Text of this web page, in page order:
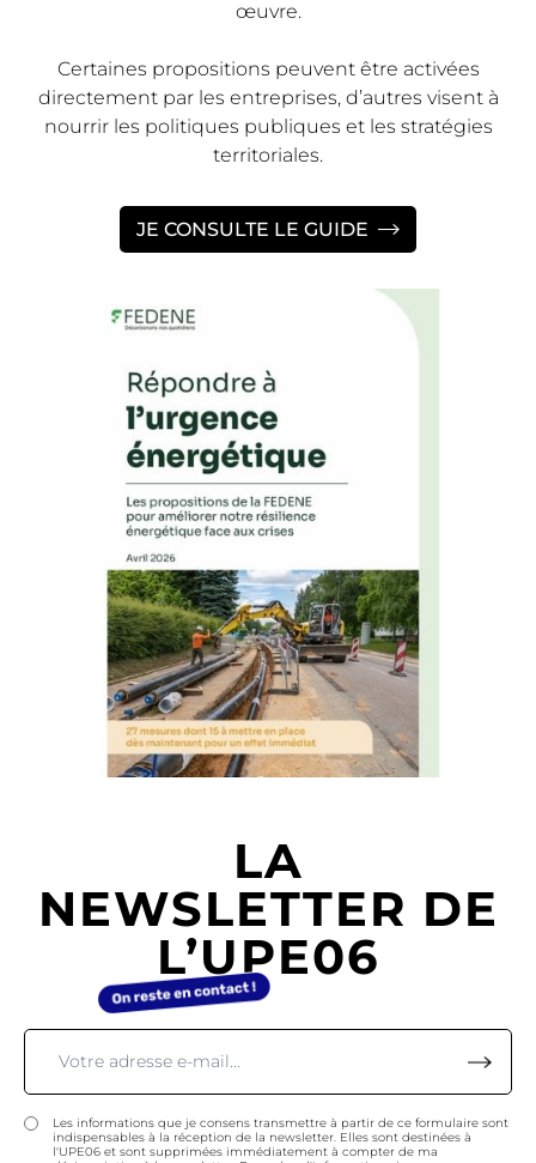
œuvre.
Certaines propositions peuvent être activées
directement par les entreprises, d’autres visent à
nourrir les politiques publiques et les stratégies
territoriales.
JE CONSULTE LE GUIDE
LA
NEWSLETTER DE
L’UPE06
Les informations que je consens transmettre à partir de ce formulaire sont
indispensables à la réception de la newsletter. Elles sont destinées à
l'UPE06 et sont supprimées immédiatement à compter de ma